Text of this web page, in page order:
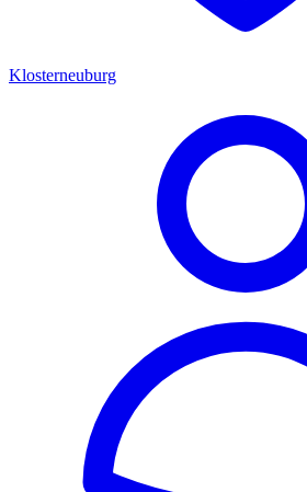
Klosterneuburg